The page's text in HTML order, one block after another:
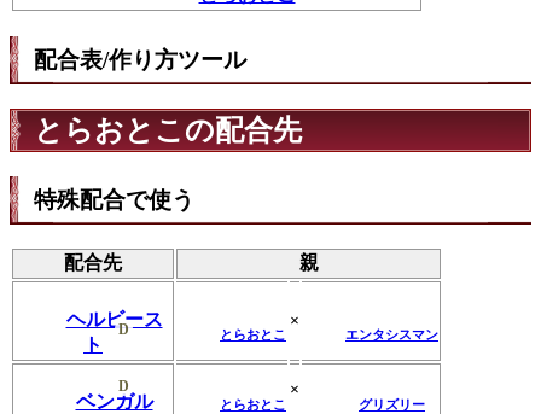
配合表/作り方ツール
とらおとこの配合先
特殊配合で使う
配合先 親
ヘルビース
ト
D とらおとこ
×
エンタシスマン
ベンガル
D
とらおとこ
×
グリズリー